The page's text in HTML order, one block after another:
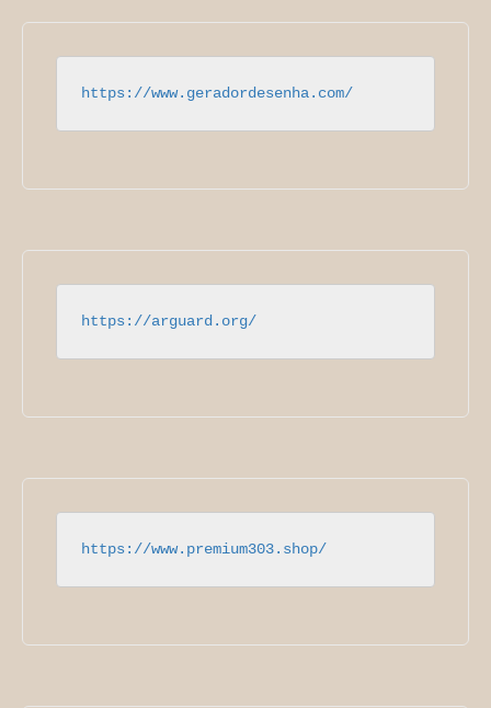
https://www.geradordesenha.com/
https://arguard.org/
https://www.premium303.shop/